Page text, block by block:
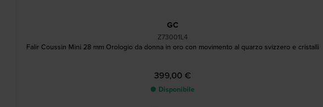
GC
Z73001L4
Falir Coussin Mini 28 mm Orologio da donna in oro con movimento al quarzo svizzero e cristalli
399,00 €
● Disponibile